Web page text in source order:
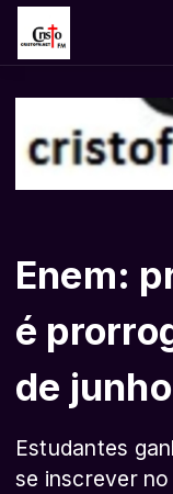
Enem:
é
de junho
Estudantes
se inscrever